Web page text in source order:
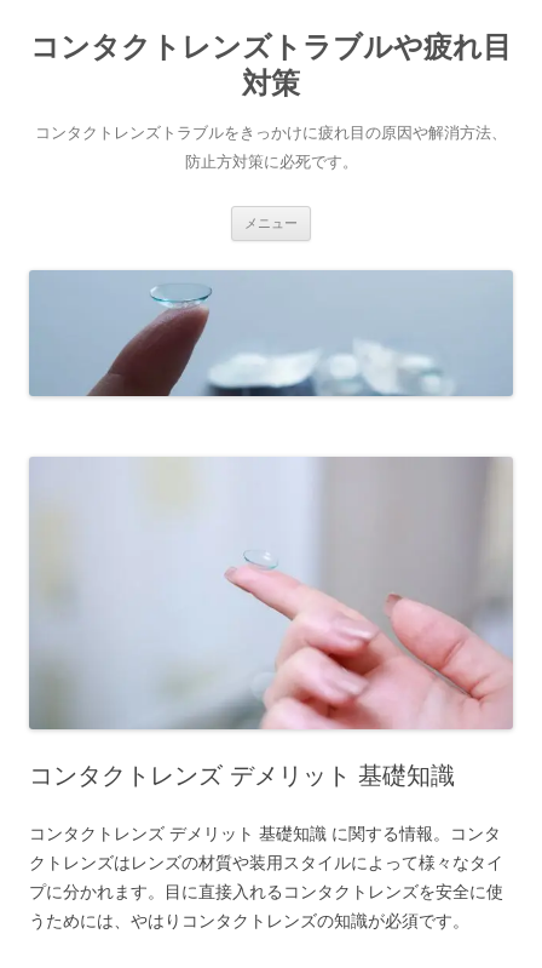
テ
ン
キ
ッ
コンタクトレンズトラブルや疲れ目
対策
コンタクトレンズトラブルをきっかけに疲れ目の原因や解消方法、
防止方対策に必死です。
メニュー
コンタクトレンズ デメリット 基礎知識
コンタクトレンズ デメリット 基礎知識 に関する情報。コンタ
クトレンズはレンズの材質や装用スタイルによって様々なタイ
プに分かれます。目に直接入れるコンタクトレンズを安全に使
うためには、やはりコンタクトレンズの知識が必須です。